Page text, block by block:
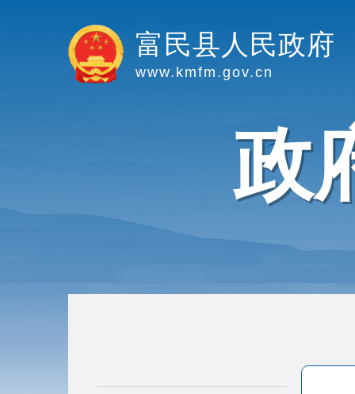
富民县人民政府
www.kmfm.gov.cn
政